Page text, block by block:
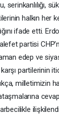
serinkanlılığı,
halkın her
ifade etti.
partisi
edep ve
karşı partilerinin
milletimizin